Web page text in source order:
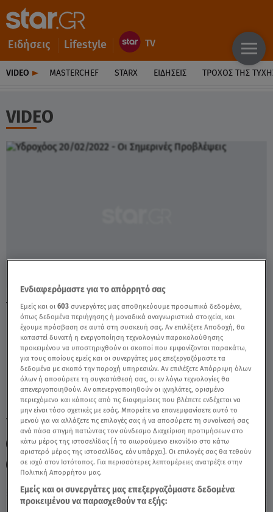
Ειδήσεις Lifestyle
VIDEO MASTERCHEF STARX ΕΙΔΉΣΕΙΣ ΤΡΟΧΌΣ ΤΗΣ
VIDEO
Παρασκευή 7 Αυγούστου 2026
Υδροχόος 20/02/2022 - Οι Σημερινές
Προβλέψεις - Video
TAGS: ΥΔΡΟΧΟΟΣ ΖΩΔΙΑ – ΥΔΡΟΧΟΟΣ ΖΩΔΙΑ
ΖΩΔΙΑ ΣΗΜΕΡΑ ΖΩΔΙΑ ΑΣΗ ΜΠΗΛΙΟΥ
ΑΣΗ ΜΠΗΛΙΟΥ
ΑΣΤΡΟΛΟΓΙΚΕΣ ΠΡΟΒΛΕΨΕΙΣ
Ενδιαφερόμαστε για το απόρρητό σας
Εμείς και οι603 συνεργάτες μας αποθηκεύουμε προσωπικά δεδομένα,
όπως δεδομένα περιήγησης ή μοναδικά αναγνωριστικά στοιχεία, και
έχουμε πρόσβαση σε αυτά στη συσκευή σας. Αν επιλέξετε Αποδοχή, θα
καταστεί δυνατή η ενεργοποίηση τεχνολογιών παρακολούθησης
προκειμένου να υποστηριχθούν οι σκοποί που εμφανίζονται παρακάτω,
για τους οποίους εμείς και οι συνεργάτες μας επεξεργαζόμαστε τα
δεδομένα με σκοπό την παροχή υπηρεσιών. Αν επιλέξετε Απόρριψη όλων
όλων ή αποσύρετε τη συγκατάθεσή σας, οι εν λόγω τεχνολογίες θα
απενεργοποιηθούν. Αν απενεργοποιηθούν οι ιχνηλάτες, ορισμένο
περιεχόμενο και κάποιες από τις διαφημίσεις που βλέπετε ενδέχεται να
μην είναι τόσο σχετικές με εσάς. Μπορείτε να επανεμφανίσετε αυτό το
μενού για να αλλάξετε τις επιλογές σας ή να αποσύρετε τη συναίνεσή σας
ανά πάσα στιγμή πατώντας τον σύνδεσμο Διαχείριση προτιμήσεων στο
κάτω μέρος της ιστοσελίδας [ή το αιωρούμενο εικονίδιο στο κάτω
αριστερό μέρος της ιστοσελίδας, εάν υπάρχει]. Οι επιλογές σας θα τεθούν
σε ισχύ στον Ιστότοπος. Για περισσότερες λεπτομέρειες ανατρέξτε στην
Πολιτική Απορρήτου μας.
Εμείς και οι συνεργάτες μας επεξεργαζόμαστε δεδομένα
προκειμένου να παρασχεθούν τα εξής: